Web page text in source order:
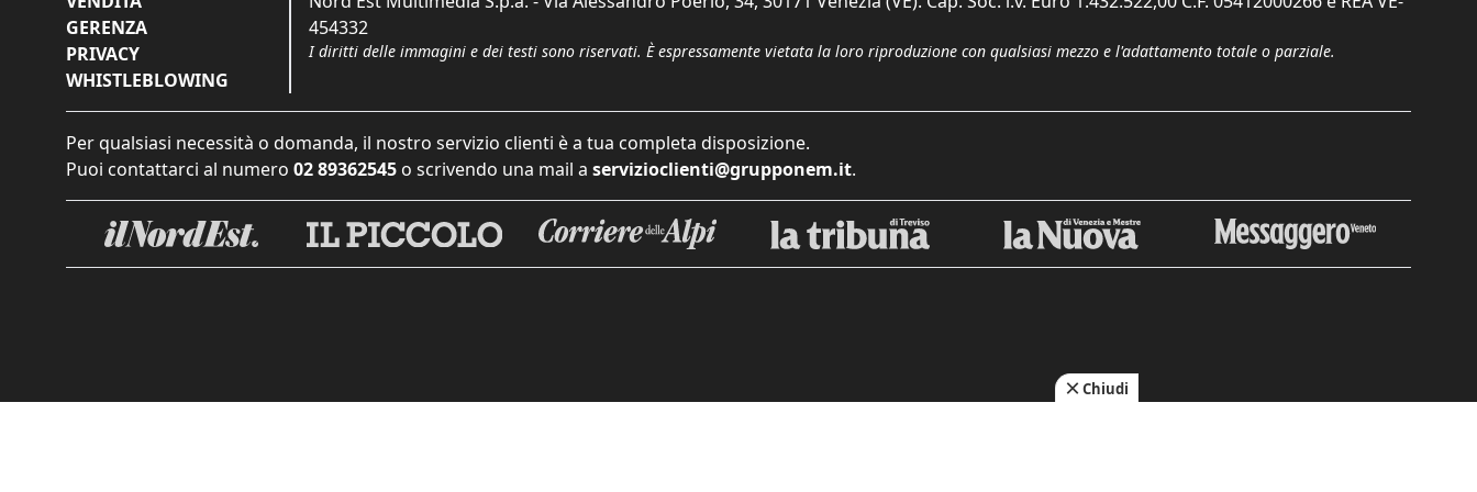
GERENZA
PRIVACY
WHISTLEBLOWING
454332
I diritti delle immagini e dei testi sono riservati. È espressamente vietata la loro riproduzione con qualsiasi mezzo e l'adattamento totale o parziale.
Per qualsiasi necessità o domanda, il nostro servizio clienti è a tua completa disposizione.
Puoi contattarci al numero 02 89362545 o scrivendo una mail a servizioclienti@grupponem.it.
Chiudi